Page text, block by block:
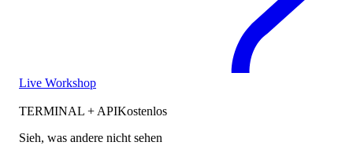
Live Workshop
TERMINAL + APIKostenlos
Sieh, was andere nicht sehen